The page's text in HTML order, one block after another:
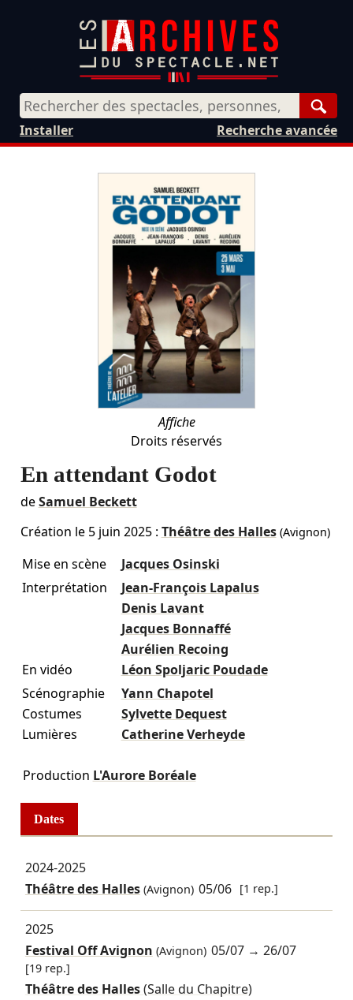
Recherche avancée
Installer
Affiche
Droits réservés
En attendant Godot
deSamuel Beckett
Création le 5 juin 2025: Théâtre des Halles(Avignon)
Mise en scène
Jacques Osinski
Interprétation
Jean-François Lapalus
Denis Lavant
Jacques Bonnaffé
Aurélien Recoing
En vidéo
Léon Spoljaric Poudade
Scénographie
Yann Chapotel
Costumes
Sylvette Dequest
Lumières
Catherine Verheyde
Production L'Aurore Boréale
Dates
2024-2025
Théâtre des Halles(Avignon) 05/06 [1 rep.]
2025
Festival Off Avignon (Avignon) 05/07 →26/07
[19 rep.]
Théâtre des Halles(Salle du Chapitre)